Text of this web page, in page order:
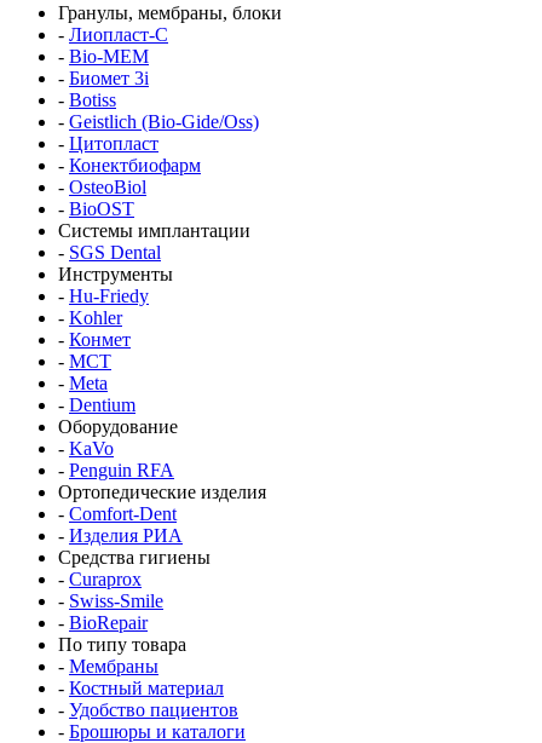
Гранулы, мембраны, блоки
- Лиопласт-С
- Bio-MEM
- Биомет 3i
- Botiss
- Geistlich (Bio-Gide/Oss)
- Цитопласт
- Конектбиофарм
- OsteoBiol
- BioOST
Системы имплантации
- SGS Dental
Инструменты
- Hu-Friedy
- Kohler
- Конмет
- MCT
- Meta
- Dentium
Оборудование
- KaVo
- Penguin RFA
Ортопедические изделия
- Comfort-Dent
- Изделия РИА
Средства гигиены
- Curaprox
- Swiss-Smile
- BioRepair
По типу товара
- Мембраны
- Костный материал
- Удобство пациентов
- Брошюры и каталоги